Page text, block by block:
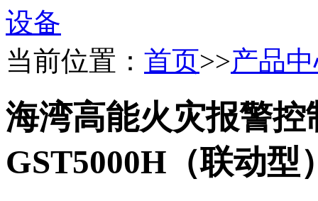
当前位置： 首页>>产品
海湾高能火灾报警控
GST5000H（联动型